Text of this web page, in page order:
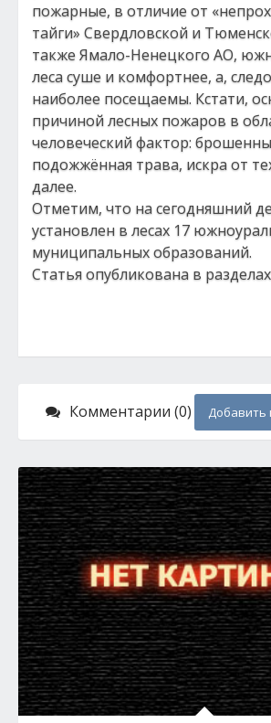
пожарные, в отличие от
тайги» Свердловской и
также Ямало-Ненецкого АО,
леса суше и комфортнее, а,
наиболее посещаемы. Кстати,
причиной лесных пожаров в
человеческий фактор:
подожжённая трава, искра от
далее.
Отметим, что на сегодняшний
установлен в лесах 17
муниципальных образований.
Статья опубликована в
Комментарии (0) Добавить